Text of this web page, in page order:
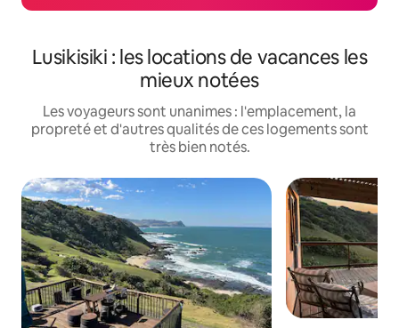
Lusikisiki : les locations de vacances les
mieux notées
Les voyageurs sont unanimes : l'emplacement, la
propreté et d'autres qualités de ces logements sont
très bien notés.